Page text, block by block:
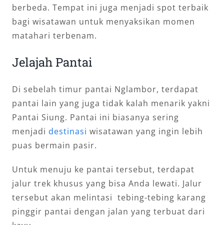
berbeda. Tempat ini juga menjadi spot terbaik
bagi wisatawan untuk menyaksikan momen
matahari terbenam.
Jelajah Pantai
Di sebelah timur pantai Nglambor, terdapat
pantai lain yang juga tidak kalah menarik yakni
Pantai Siung. Pantai ini biasanya sering
menjadi destinasi wisatawan yang ingin lebih
puas bermain pasir.
Untuk menuju ke pantai tersebut, terdapat
jalur trek khusus yang bisa Anda lewati. Jalur
tersebut akan melintasi tebing-tebing karang
pinggir pantai dengan jalan yang terbuat dari